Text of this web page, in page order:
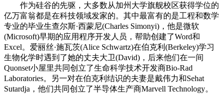
作为硅谷的先驱，大多数从加州大学旗舰校区获得学位的
亿万富翁都是在科技领域发家的。其中最富有的是工程和数学
专业的毕业生查尔斯·西蒙尼(Charles Simonyi)，他是微软
(Microsoft)早期的应用程序开发人员，帮助创建了Word和
Excel。爱丽丝·施瓦茨(Alice Schwartz)在伯克利(Berkeley)学习
生物化学时遇到了她的丈夫大卫(David)，后来他们在一间
Quonset小屋里共同创立了生命科学技术开发商Bio-Rad
Laboratories。另一对在伯克利结识的夫妻是戴伟力和Sehat
Sutardja，他们共同创立了半导体生产商Marvell Technology。